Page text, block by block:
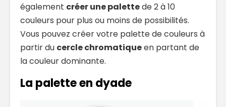
également créer une palettede 2 à 10
couleurs pour plus ou moins de possibilités.
Vous pouvez créer votre palette de couleurs à
partir du cercle chromatiqueen partant de
la couleur dominante.
La palette en dyade